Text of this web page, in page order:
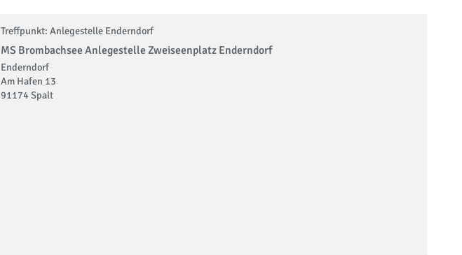
Treffpunkt: Anlegestelle Enderndorf
MS Brombachsee Anlegestelle Zweiseenplatz Enderndorf
Enderndorf
Am Hafen 13
91174 Spalt